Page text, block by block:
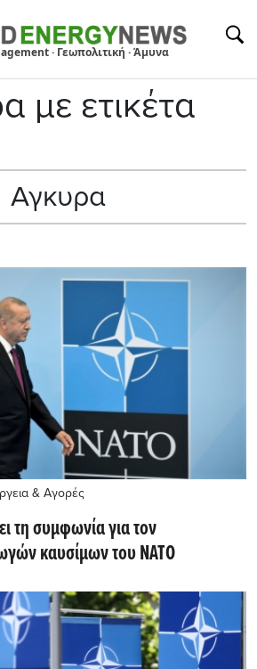
· Γεωπολιτική · Άμυνα
με ετικέτα
Αγκυρα
& Αγορές
τη συμφωνία για τον